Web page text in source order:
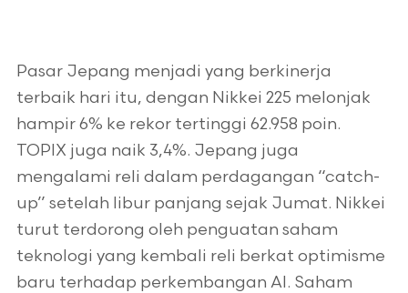
Pasar Jepang menjadi yang berkinerja
terbaik hari itu, dengan Nikkei 225 melonjak
hampir 6% ke rekor tertinggi 62.958 poin.
TOPIX juga naik 3,4%. Jepang juga
mengalami reli dalam perdagangan “catch-
up” setelah libur panjang sejak Jumat. Nikkei
turut terdorong oleh penguatan saham
teknologi yang kembali reli berkat optimisme
baru terhadap perkembangan AI. Saham